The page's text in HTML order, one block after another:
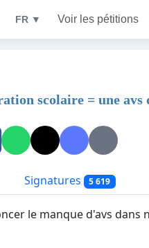
FR ▼ Voir les pétitions
scolaire = une avs
Signatures 5 619
le manque d'avs dans